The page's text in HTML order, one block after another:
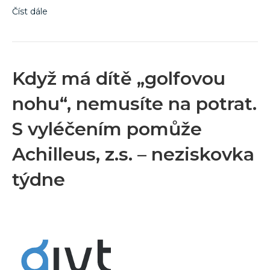
Číst dále
Když má dítě „golfovou
nohu“, nemusíte na potrat.
S vyléčením pomůže
Achilleus, z.s. – neziskovka
týdne